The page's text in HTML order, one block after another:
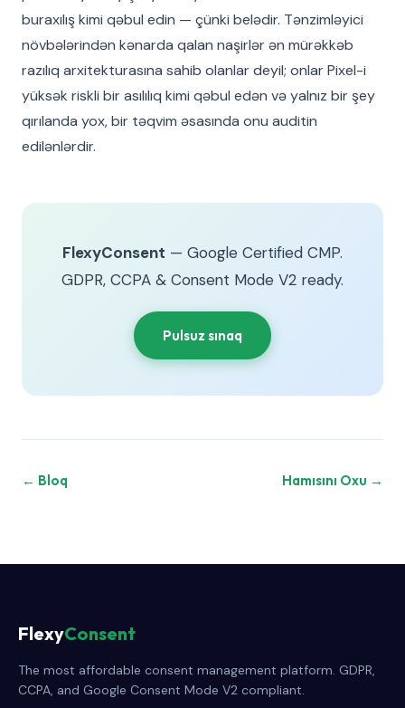
buraxılış kimi qəbul edin — çünki belədir. Tənzimləyici
növbələrindən kənarda qalan naşirlər ən mürəkkəb
razılıq arxitekturasına sahib olanlar deyil; onlar Pixel-i
yüksək riskli bir asılılıq kimi qəbul edən və yalnız bir şey
qırılanda yox, bir təqvim əsasında onu auditin
edilənlərdir.
FlexyConsent — Google Certified CMP.
GDPR, CCPA & Consent Mode V2 ready.
Pulsuz sınaq
← Bloq Hamısını Oxu →
FlexyConsent
The most affordable consent management platform. GDPR,
CCPA, and Google Consent Mode V2 compliant.